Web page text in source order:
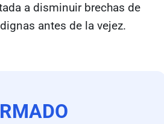
a disminuir brechas de
antes de la vejez.